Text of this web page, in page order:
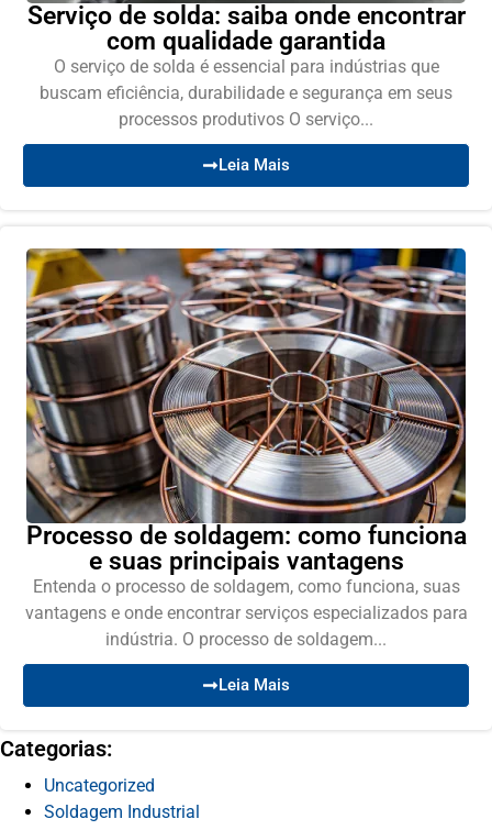
Serviço de solda: saiba onde encontrar
com qualidade garantida
O serviço de solda é essencial para indústrias que
buscam eficiência, durabilidade e segurança em seus
processos produtivos O serviço...
Leia Mais
Processo de soldagem: como funciona
e suas principais vantagens
Entenda o processo de soldagem, como funciona, suas
vantagens e onde encontrar serviços especializados para
indústria. O processo de soldagem...
Leia Mais
Categorias:
Uncategorized
Soldagem Industrial